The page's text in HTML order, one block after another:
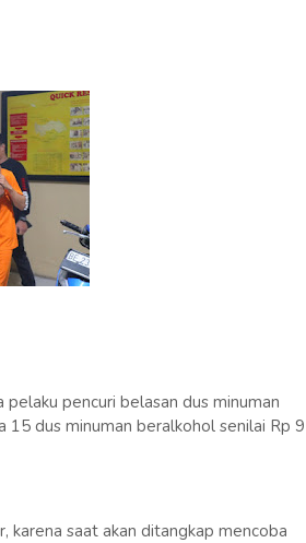
pencuri belasan dus minuman
dus minuman beralkohol senilai Rp 9
karena saat akan ditangkap mencoba